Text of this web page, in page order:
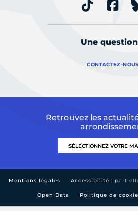
Une
CONTACTEZ-NOUS
Retrouvez les
Mentions légales Accessibilité :
Open Data Politique de